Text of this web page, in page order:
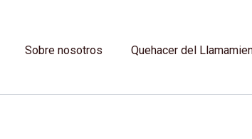
Sobre nosotros Quehacer del